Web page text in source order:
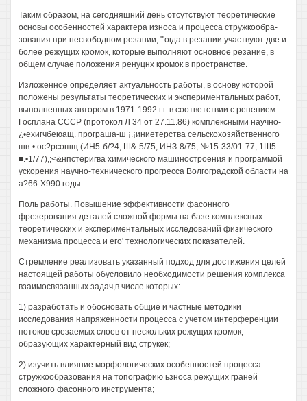
Таким образом, на сегодняшний день отсутствуют теоретические
основы особенностей характера износа и процесса стружкообра-
зования при несвободном резании, "'огда в резании участвуют две и
более режущих кромок, которые выполняют основное резание, в
общем случае положения ренуцнх кромок в пространстве.
Изложенное определяет актуальность работы, в основу которой
положены результаты теоретических и экспериментальных работ,
выполненных автором в 1971-1992 г.г. в соответствии с репением
Госплана СССР (протокол Л 34 от 27.11.86) комплексными научно-
¿•ехигчбеюащ. програша-ш ¡.¡иниетерства сельскохозяйственного
шв-•:ос?рсошщ (ИН5-б/?4; Ш&-5/75; ИНЗ-8/75, №15-33/01-77, 1Ш5-
■.•1/77),;<&нпстеригва химического машиностроения и программой
ускорения научно-технического прогресса Волгоградской области на
а?66-Х990 годы.
Поль работы. Повышение эффективности фасонного
фрезерования деталей сложной формы на базе комплексных
теоретических и экспериментальных исследований физического
механизма процесса и его' технологических показателей.
Стремление реализовать указанный подход для достижения целей
настоящей работы обусловило необходимости решения комплекса
взаимосвязанных задач,в числе которых:
1) разработать и обосновать общие и частные методики
исследования напряженности процесса с учетом интерференции
потоков срезаемых слоев от нескольких режущих кромок,
образующих характерный вид струкек;
2) изучить влияние морфологических особенностей процесса
стружкообразования на топографию ьзноса режущих граней
сложного фасонного инструмента;